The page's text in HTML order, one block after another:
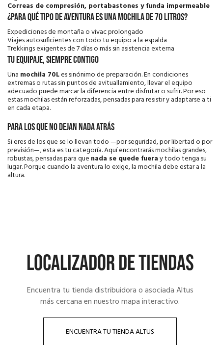
Correas de compresión, portabastones y funda impermeable
¿Para qué tipo de aventura es una mochila de 70 litros?
Expediciones de montaña o vivac prolongado
Viajes autosuficientes con todo tu equipo a la espalda
Trekkings exigentes de 7 días o más sin asistencia externa
Tu equipaje, siempre contigo
Una mochila 70Les sinónimo de preparación. En condiciones
extremas o rutas sin puntos de avituallamiento, llevar el equipo
adecuado puede marcar la diferencia entre disfrutar o sufrir. Por eso
estas mochilas están reforzadas, pensadas para resistir y adaptarse a ti
en cada etapa.
Para los que no dejan nada atrás
Si eres de los que se lo llevan todo —por seguridad, por libertad o por
previsión—, esta es tu categoría. Aquí encontrarás mochilas grandes,
robustas, pensadas para que nada se quede fueray todo tenga su
lugar. Porque cuando la aventura lo exige, la mochila debe estar a la
altura.
LOCALIZADOR DE TIENDAS
Encuentra tu tienda distribuidora o asociada Altus
más cercana en nuestro mapa interactivo.
ENCUENTRA TU TIENDA ALTUS